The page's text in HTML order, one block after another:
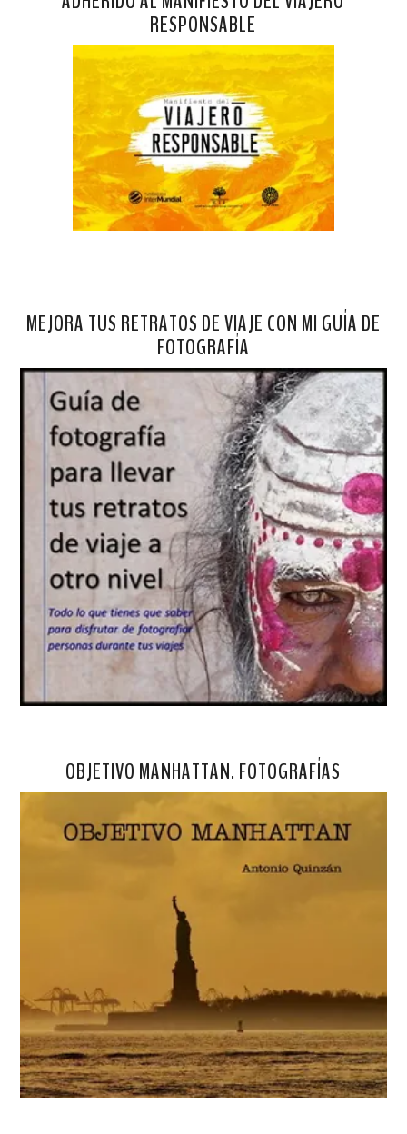
RESPONSABLE
MEJORA TUS RETRATOS DE VIAJE CON MI GUÍA DE
FOTOGRAFÍA
OBJETIVO MANHATTAN. FOTOGRAFÍAS